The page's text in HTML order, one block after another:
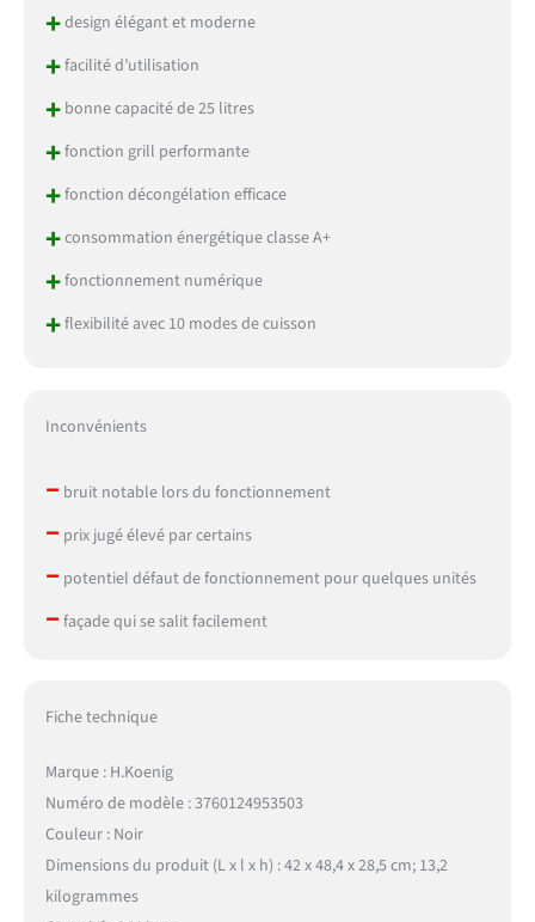
+design élégant et moderne
+facilité d’utilisation
+bonne capacité de 25 litres
+fonction grill performante
+fonction décongélation efficace
+consommation énergétique classe A+
+fonctionnement numérique
+flexibilité avec 10 modes de cuisson
Inconvénients
– bruit notable lors du fonctionnement
– prix jugé élevé par certains
– potentiel défaut de fonctionnement pour quelques unités
– façade qui se salit facilement
Fiche technique
Marque : H.Koenig
Numéro de modèle : 3760124953503
Couleur : Noir
Dimensions du produit (L x l x h) : 42 x 48,4 x 28,5 cm; 13,2
kilogrammes